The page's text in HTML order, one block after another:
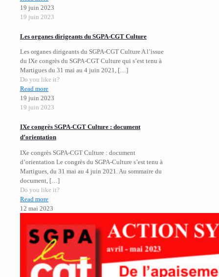
19 juin 2023
19 juin 2023
Les organes dirigeants du SGPA-CGT Culture
Les organes dirigeants du SGPA-CGT Culture A l’issue
du IXe congrès du SGPA-CGT Culture qui s’est tenu à
Martigues du 31 mai au 4 juin 2021, […]
Do you like it?
Read more
19 juin 2023
19 juin 2023
IXe congrès SGPA-CGT Culture : document
d’orientation
IXe congrès SGPA-CGT Culture : document
d’orientation Le congrès du SGPA-Culture s’est tenu à
Martigues, du 31 mai au 4 juin 2021. Au sommaire du
document, […]
Do you like it?
Read more
12 mai 2023